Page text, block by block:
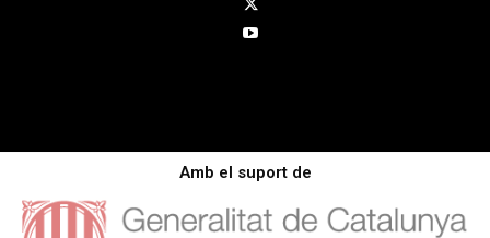
Amb el suport de